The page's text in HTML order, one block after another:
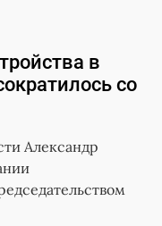
в
со
Александр